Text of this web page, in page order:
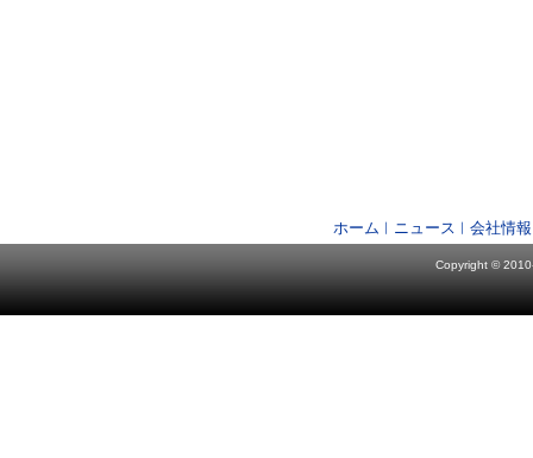
ホーム ニュース 会社情報
Copyright ©